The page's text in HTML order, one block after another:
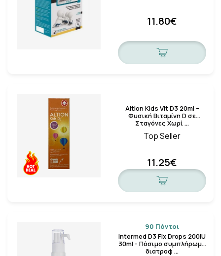
11.80€
Altion Kids Vit D3 20ml –
Φυσική Βιταμίνη D σε
Σταγόνες Χωρί …
Top Seller
11.25€
90 Πόντοι
Intermed D3 Fix Drops 200IU
30ml - Πόσιμο συμπλήρωμα
διατροφ …